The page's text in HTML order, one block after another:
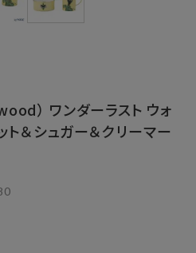
） ワンダーラスト ウォ
ト＆シュガー＆クリーマー